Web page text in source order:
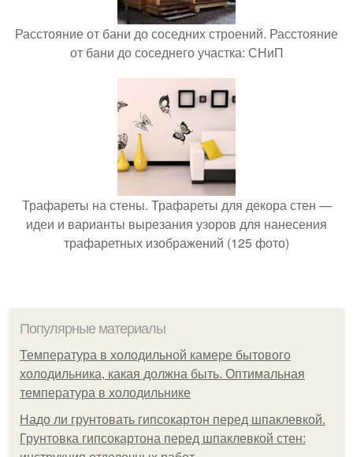
Расстояние от бани до соседних строений. Расстояние
от бани до соседнего участка: СНиП
Трафареты на стены. Трафареты для декора стен —
идеи и варианты вырезания узоров для нанесения
трафаретных изображений (125 фото)
Популярные материалы
Температура в холодильной камере бытового
холодильника, какая должна быть. Оптимальная
температура в холодильнике
Надо ли грунтовать гипсокартон перед шпаклевкой.
Грунтовка гипсокартона перед шпаклевкой стен: